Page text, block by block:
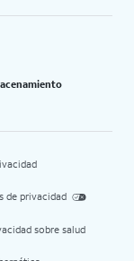
de privacidad
sobre salud